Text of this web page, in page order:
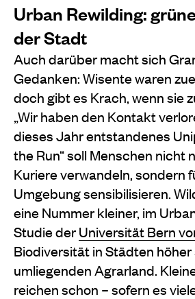
Urban Rewilding:
der Stadt
Auch darüber macht sich
Gedanken: Wisente waren
doch gibt es Krach, wenn sie
„Wir haben den Kontakt
dieses Jahr entstandenes
the Run“ soll Menschen nicht
Kuriere verwandeln, sondern
Umgebung sensibilisieren.
eine Nummer kleiner, im
Studie derUniversität Bern
Biodiversität in Städten höher
umliegenden Agrarland.
reichen schon – sofern es